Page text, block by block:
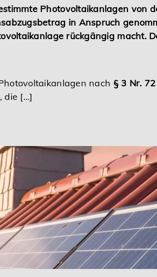
Photovoltaikanlagen von
in Anspruch
rückgängig macht.
nach § 3 Nr.
die […]